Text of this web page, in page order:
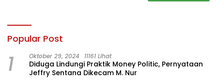
Popular Post
1 Oktober 29, 2024 11161 Lihat
Diduga Lindungi Praktik Money Politic, Pernyataan
Jeffry Sentana Dikecam M. Nur